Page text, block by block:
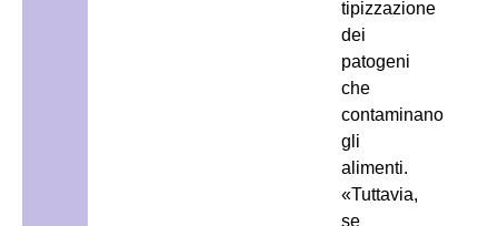
tipizzazione
dei
patogeni
che
contaminano
gli
alimenti.
«Tuttavia,
se